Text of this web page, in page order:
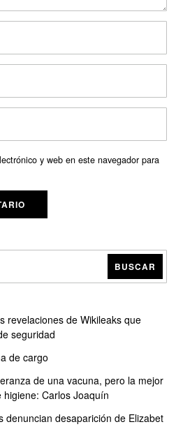
y web en este navegador para
BUSCAR
revelaciones de Wikileaks que
seguridad
de cargo
de una vacuna, pero la mejor
Carlos Joaquín
denuncian desaparición de Elizabet